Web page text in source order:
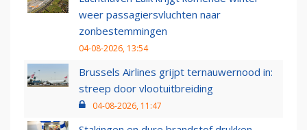
weer passagiersvluchten naar
zonbestemmingen
04-08-2026, 13:54
Brussels Airlines grijpt ternauwernood in:
streep door vlootuitbreiding
04-08-2026, 11:47